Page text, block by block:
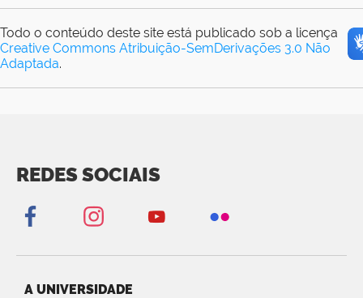
Todo o conteúdo deste site está publicado sob a licença
Creative Commons Atribuição-SemDerivações 3.0 Não
Adaptada.
REDES SOCIAIS
A UNIVERSIDADE